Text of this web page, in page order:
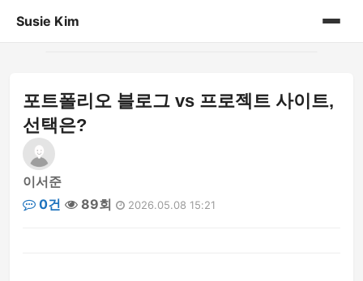
Susie Kim
게시판
포트폴리오 블로그 vs 프로젝트 사이트,
선택은?
이서준
0건
89회 2026.05.08 15:21